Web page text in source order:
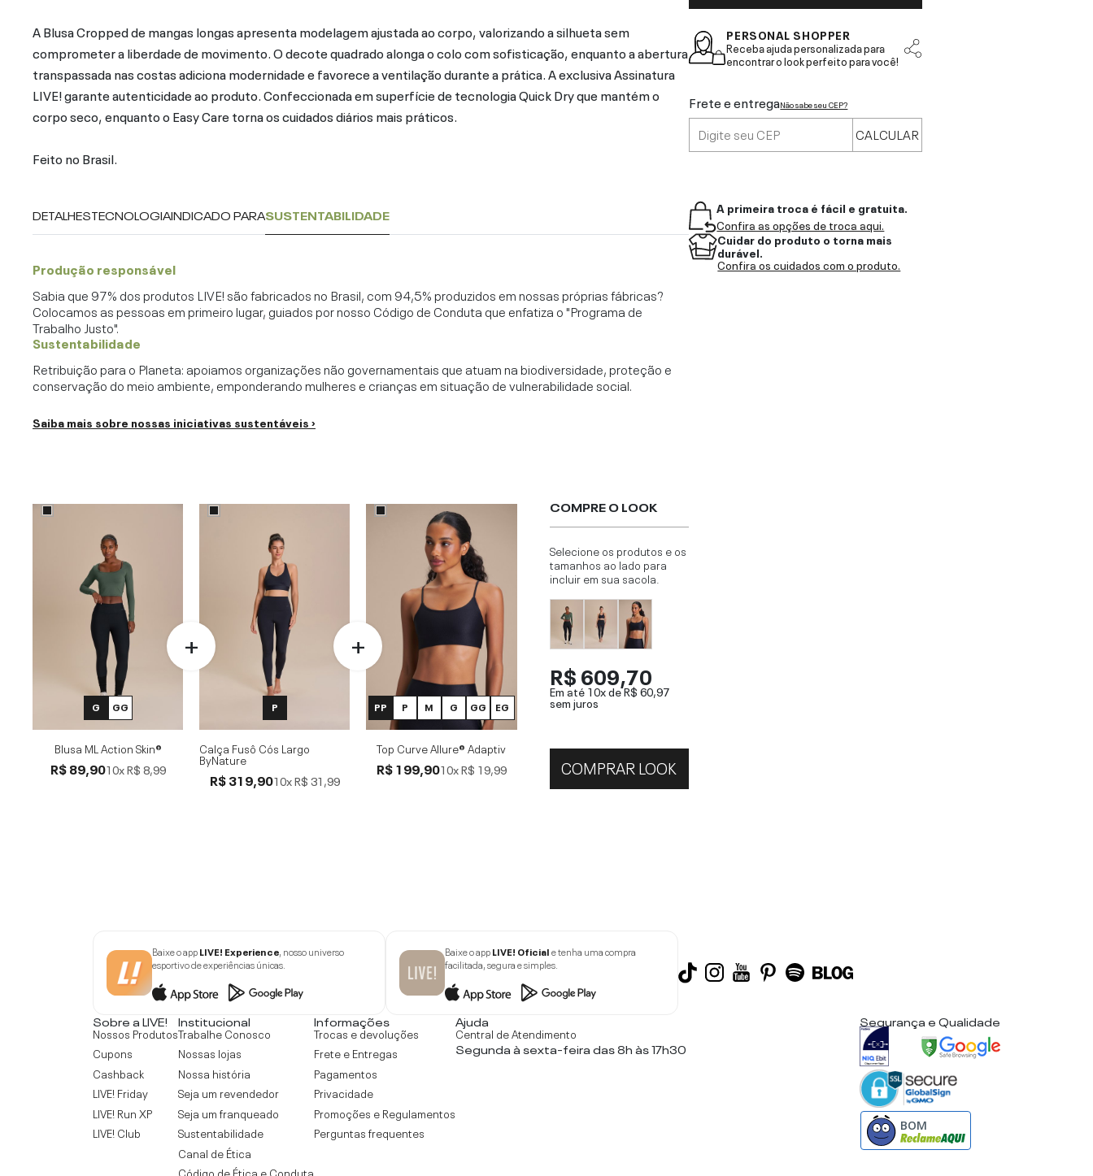
A Blusa Cropped de mangas longas apresenta modelagem ajustada ao corpo, valorizando a silhueta sem
comprometer a liberdade de movimento. O decote quadrado alonga o colo com sofisticação, enquanto a abertura
transpassada nas costas adiciona modernidade e favorece a ventilação durante a prática. A exclusiva Assinatura
LIVE! garante autenticidade ao produto. Confeccionada em superfície de tecnologia Quick Dry que mantém o
corpo seco, enquanto o Easy Care torna os cuidados diários mais práticos.
Feito no Brasil.
DETALHESTECNOLOGIAINDICADO PARASUSTENTABILIDADE
Produção responsável
Sabia que 97% dos produtos LIVE! são fabricados no Brasil, com 94,5% produzidos em nossas próprias fábricas?
Colocamos as pessoas em primeiro lugar, guiados por nosso Código de Conduta que enfatiza o "Programa de
Trabalho Justo".
Sustentabilidade
Retribuição para o Planeta: apoiamos organizações não governamentais que atuam na biodiversidade, proteção e
conservação do meio ambiente, emponderando mulheres e crianças em situação de vulnerabilidade social.
Saiba mais sobre nossas iniciativas sustentáveis ›
G GG
Blusa ML Action Skin®
R$ 89,9010xR$ 8,99
P
Calça Fusô Cós Largo
ByNature
R$ 319,9010xR$ 31,99
PP P M G GG EG
Top Curve Allure® Adaptiv
R$ 199,9010xR$ 19,99
COMPRE O LOOK
Selecione os produtos e os
tamanhos ao lado para
incluir em sua sacola.
R$ 609,70
Em até 10x deR$ 60,97
sem juros
COMPRAR LOOK
PERSONAL SHOPPER
Receba ajuda personalizada para
encontrar o look perfeito para você!
Frete e entregaNão sabe seu CEP?
CALCULAR
A primeira troca é fácil e gratuita.
Confira as opções de troca aqui.
Cuidar do produto o torna mais
durável.
Confira os cuidados com o produto.
Baixe o appLIVE! Experience, nosso universo
esportivo de experiências únicas.
Baixe o appLIVE! Oficiale tenha uma compra
facilitada, segura e simples.
Sobre a LIVE!
Nossos Produtos
Cupons
Cashback
LIVE! Friday
LIVE! Run XP
LIVE! Club
Institucional
Trabalhe Conosco
Nossas lojas
Nossa história
Seja um revendedor
Seja um franqueado
Sustentabilidade
Canal de Ética
Código de Ética e Conduta
Informações
Trocas e devoluções
Frete e Entregas
Pagamentos
Privacidade
Promoções e Regulamentos
Perguntas frequentes
Ajuda
Central de Atendimento
Segunda à sexta-feira das 8h às 17h30
Segurança e Qualidade
BOM